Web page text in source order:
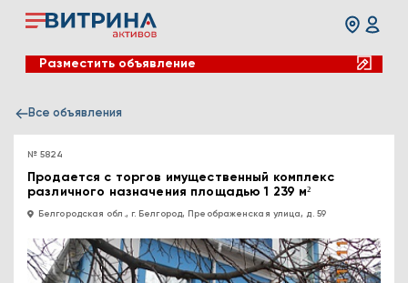
Разместить объявление
Все объявления
№ 5824
Продается с торгов имущественный комплекс
различного назначения площадью 1 239 м²
Белгородская обл., г. Белгород, Преображенская улица, д. 59